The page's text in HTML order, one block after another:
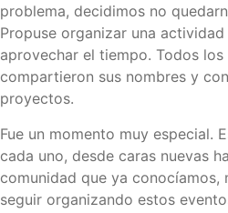
problema, decidimos no
Propuse organizar una actividad
aprovechar el tiempo. Todos
compartieron sus nombres y
proyectos.
Fue un momento muy especial.
cada uno, desde caras nuevas
comunidad que ya conocíamos,
seguir organizando estos